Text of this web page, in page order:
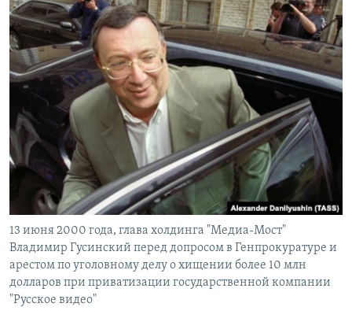
13 июня 2000 года, глава холдинга "Медиа-Мост"
Владимир Гусинский перед допросом в Генпрокуратуре и
арестом по уголовному делу о хищении более 10 млн
долларов при приватизации государственной компании
"Русское видео"